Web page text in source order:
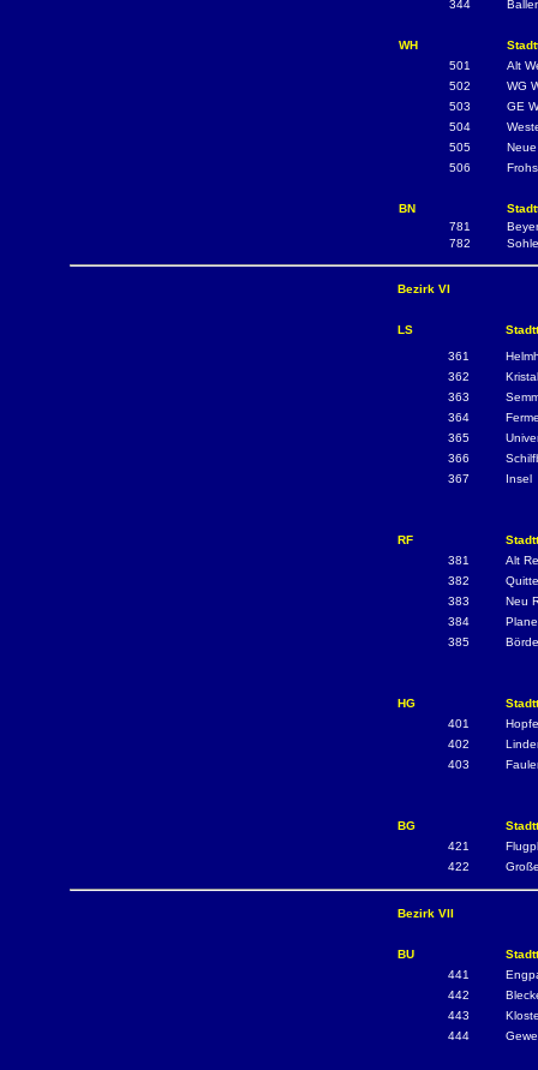
344
WH
501
Alt
502
WG
503
GE
504
505
506
BN
781
782
Bezirk VI
LS
361
362
363
364
365
366
367
Insel
RF
381
Alt
382
383
Neu
384
385
HG
401
402
403
BG
421
422
Bezirk VII
BU
441
442
443
444